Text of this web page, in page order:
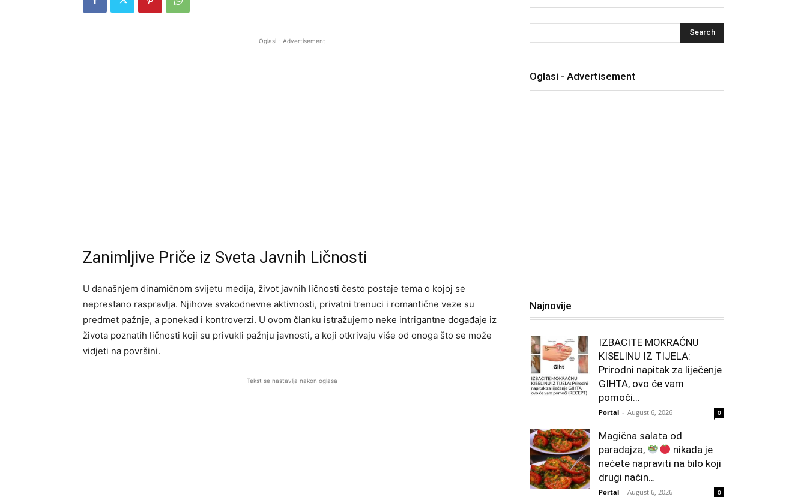
Oglasi - Advertisement
Zanimljive Priče iz Sveta Javnih Ličnosti
U današnjem dinamičnom svijetu medija, život javnih ličnosti često postaje tema o kojoj se
neprestano raspravlja. Njihove svakodnevne aktivnosti, privatni trenuci i romantične veze su
predmet pažnje, a ponekad i kontroverzi. U ovom članku istražujemo neke intrigantne događaje iz
života poznatih ličnosti koji su privukli pažnju javnosti, a koji otkrivaju više od onoga što se može
vidjeti na površini.
Tekst se nastavlja nakon oglasa
Oglasi - Advertisement
Najnovije
IZBACITE MOKRAĆNU
KISELINU IZ TIJELA:
Prirodni napitak za liječenje
GIHTA, ovo će vam
pomoći...
Portal - August 6, 2026 0
Magična salata od
paradajza,
nikada je
nećete napraviti na bilo koji
drugi način…
Portal - August 6, 2026 0